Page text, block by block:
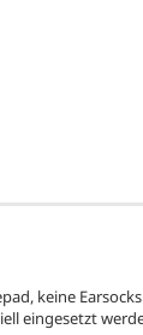
keine Earsocks
eingesetzt